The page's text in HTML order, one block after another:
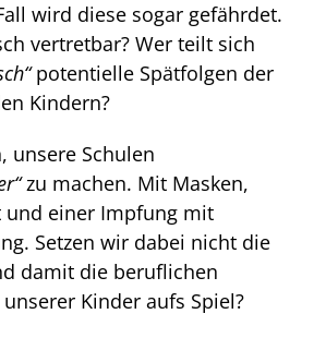
wird diese sogar gefährdet.
vertretbar? Wer teilt sich
potentielle Spätfolgen der
Kindern?
unsere Schulen
zu machen. Mit Masken,
und einer Impfung mit
Setzen wir dabei nicht die
damit die beruflichen
Kinder aufs Spiel?